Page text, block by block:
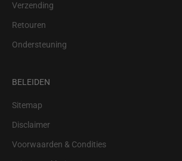
Verzending
Retouren
Ondersteuning
BELEIDEN
Sitemap
Disclaimer
Voorwaarden & Condities